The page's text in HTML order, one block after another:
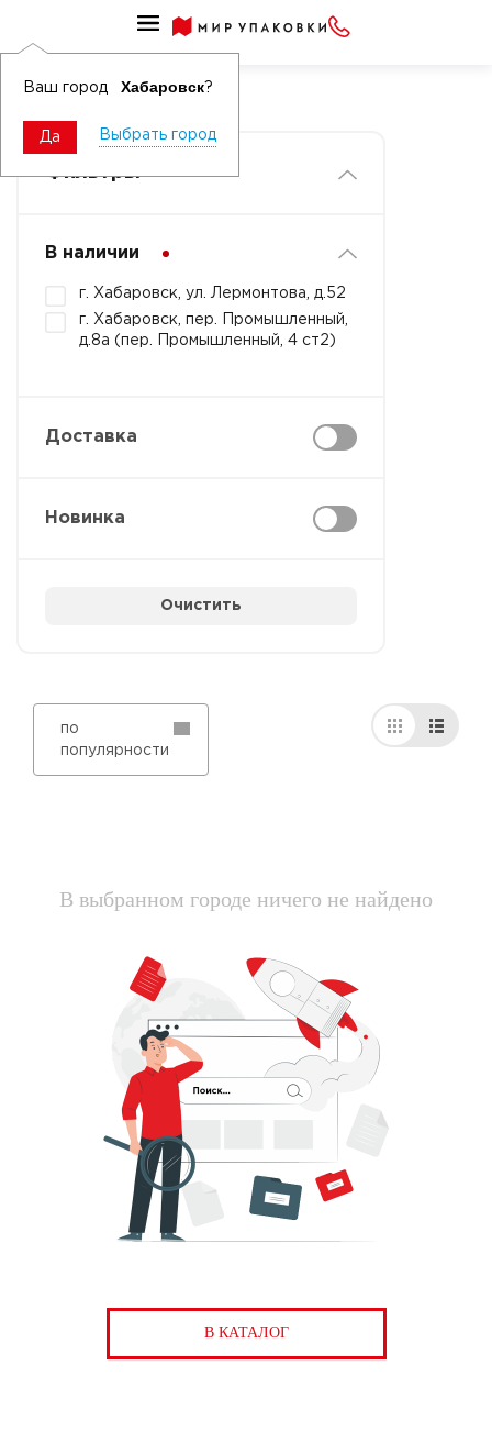
Ваш город Хабаровск?
Да Выбрать город
Хозяйственный инвентарь для уборки помещений
Щетки и совки
Фильтры
В наличии
г. Хабаровск, ул. Лермонтова, д.52
г. Хабаровск, пер. Промышленный,
д.8а (пер. Промышленный, 4 ст2)
Доставка
Новинка
Очистить
по
популярности
В выбранном городе ничего не найдено
В КАТАЛОГ